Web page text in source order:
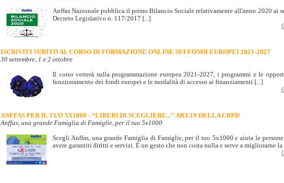
Anffas Nazionale pubblica il primo Bilancio Sociale relativamente all'anno 2020 ai
Decreto Legislativo n. 117/2017 [...]
ISCRIVITI SUBITO AL CORSO DI FORMAZIONE ONLINE SUI FONDI EUROPEI 2021-2027
30 settembre, 1 e 2 ottobre
Il corso verterà sulla programmazione europea 2021-2027, i programmi e le
funzionamento dei fondi europei e le modalità di accesso ai finanziamenti [...]
ANFFAS PER IL TUO 5X1000 - “LIBERI DI SCEGLIERE...” ART.19 DELLA CRPD
Anffas, una grande Famiglia di Famiglie, per il tuo 5x1000
Scegli Anffas, una grande Famiglia di Famiglie, per il tuo 5x1000 e aiuta le
avere garantiti diritti e servizi. È un gesto che non costa nulla e serve a migliorarne